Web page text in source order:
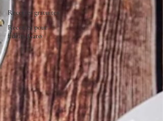
Recettes gratuites
Recettes pour
fidèles Gato